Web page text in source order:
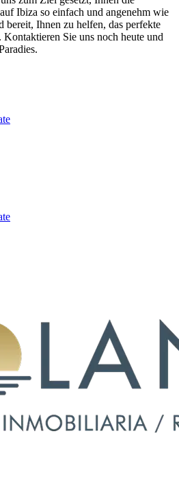
Ibiza so einfach und angenehm wie
bereit, Ihnen zu helfen, das perfekte
Sie uns noch heute und